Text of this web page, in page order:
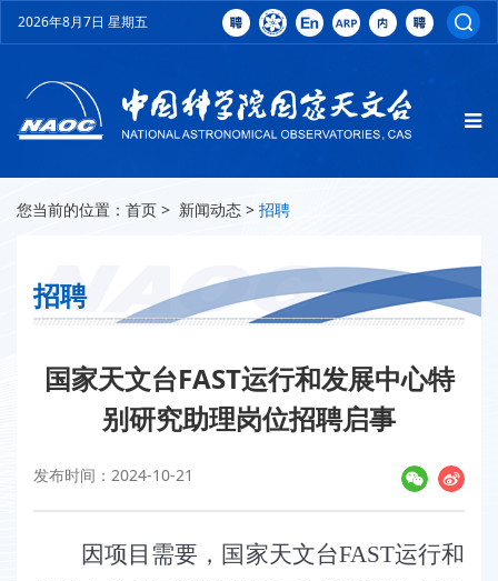
2026年8月7日 星期五
您当前的位置： 首页 > 新闻动态 > 招聘
招聘
国家天文台FAST运行和发展中心特
别研究助理岗位招聘启事
发布时间：2024-10-21
因项目需要， 国家天文台FAST运行和